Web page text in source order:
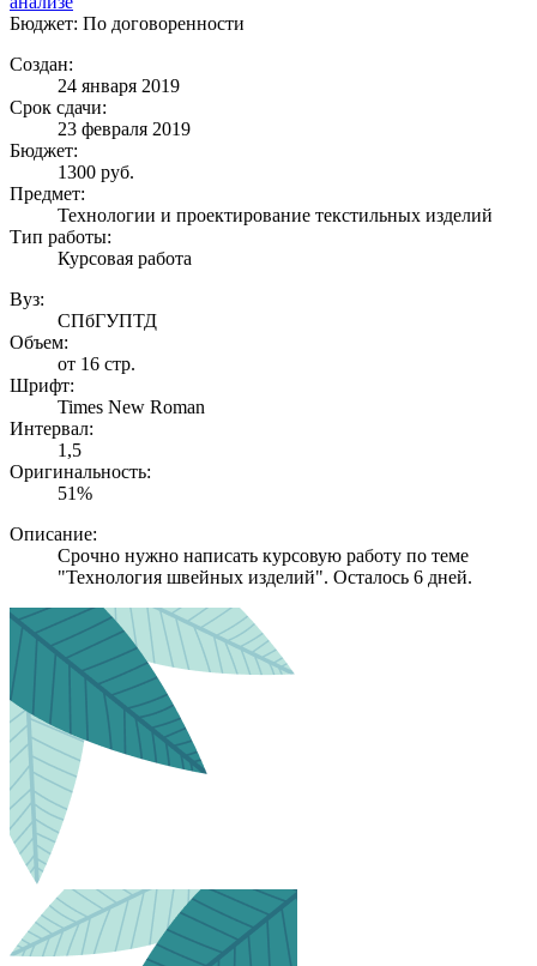
Бюджет: По договоренности
Создан:
24 января 2019
Срок сдачи:
23 февраля 2019
Бюджет:
1300 руб.
Предмет:
Технологии и проектирование текстильных изделий
Тип работы:
Курсовая работа
Вуз:
СПбГУПТД
Объем:
от 16 стр.
Шрифт:
Times New Roman
Интервал:
1,5
Оригинальность:
51%
Описание:
Срочно нужно написать курсовую работу по теме
"Технология швейных изделий". Осталось 6 дней.